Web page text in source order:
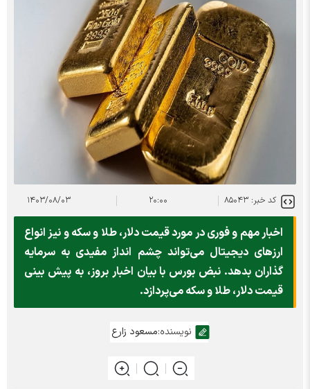
کد خبر: ۸۵۰۴۳ ۲۰:۰۰ ۱۴۰۳/۰۸/۰۳
اخبار مهم و فوری در مورد قیمت دلار، طلا و سکه و نیز انواع
ارز‌های دیجیتال می‌تواند چشم انداز مفیدی به سرمایه
گذاران بدهد. نبض بورس با بیان اخبار بروز، به پیش بینی
قیمت دلار، طلا و سکه می‌پردازد.
نویسنده:مسعود زارع